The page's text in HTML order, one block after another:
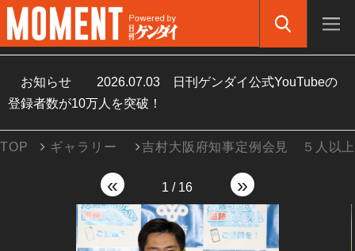
お知らせ 2026.07.03
日刊ゲンダイ公式YouTubeの
登録者数が10万人を突破！
TOP ギャラリー 吉村大阪府知事定例会見 ５人以
« »
1 / 16